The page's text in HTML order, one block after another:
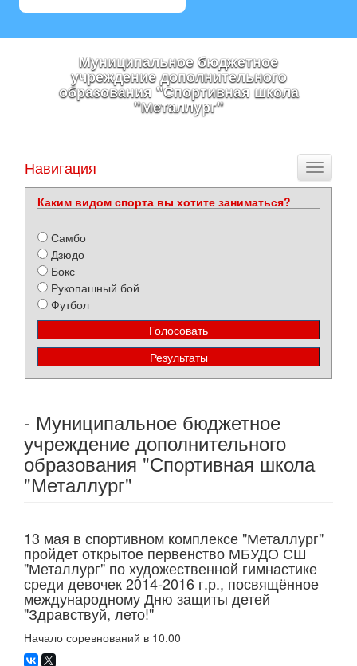
Муниципальное бюджетное
учреждение дополнительного
образования "Спортивная школа
"Металлург"
Toggle
Навигация
Каким видом спорта вы хотите заниматься?
Самбо
Дзюдо
Бокс
Рукопашный бой
Футбол
- Муниципальное бюджетное
учреждение дополнительного
образования "Спортивная школа
"Металлург"
13 мая в спортивном комплексе "Металлург"
пройдет открытое первенство МБУДО СШ
"Металлург" по художественной гимнастике
среди девочек 2014-2016 г.р., посвящённое
международному Дню защиты детей
"Здравствуй, лето!"
Начало соревнований в 10.00